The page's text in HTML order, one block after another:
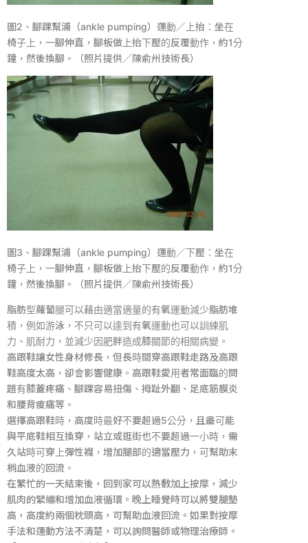
圖2 、腳踝幫浦（ankle pumping）運動／上抬：坐在
椅子上，一腳伸直，腳板做上抬下壓的反覆動作，約1分
鐘，然後換腳。（照片提供／陳俞州技術長）
圖3 、腳踝幫浦（ankle pumping）運動／下壓：坐在
椅子上，一腳伸直，腳板做上抬下壓的反覆動作，約1分
鐘，然後換腳。（照片提供／陳俞州技術長）
脂肪型蘿蔔腿可以藉由適當適量的有氧運動減少脂肪堆
積，例如游泳，不只可以達到有氧運動也可以訓練肌
力、肌耐力，並減少因肥胖造成膝關節的相關病變。
高跟鞋讓女性身材修長，但長時間穿高跟鞋走路及高跟
鞋高度太高，卻會影響健康。高跟鞋愛用者常面臨的問
題有膝蓋疼痛、腳踝容易扭傷、拇趾外翻、足底筋膜炎
和腰背痠痛等。
選擇高跟鞋時，高度時最好不要超過5公分，且盡可能
與平底鞋相互換穿，站立或逛街也不要超過一小時，需
久站時可穿上彈性襪，增加腿部的適當壓力，可幫助末
梢血液的回流。
在繁忙的一天結束後，回到家可以熱敷加上按摩，減少
肌肉的緊繃和增加血液循環。晚上睡覺時可以將雙腿墊
高，高度約兩個枕頭高，可幫助血液回流。如果對按摩
手法和運動方法不清楚，可以詢問醫師或物理治療師。